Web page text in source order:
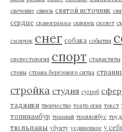
свечение свиязь святой источник
сердце сканограмма скворец скелет
сморчок снег собака события
спелестология спорт сталактиты
стены страна берёзового ситца
стройка студия сугроб
таджики творчество театр огня текст
топинамбур трамвай троллейбус
тюльпаны убунту уединенное у